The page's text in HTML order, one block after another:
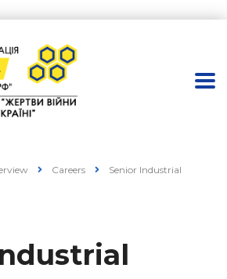
Careers
Senior Industrial